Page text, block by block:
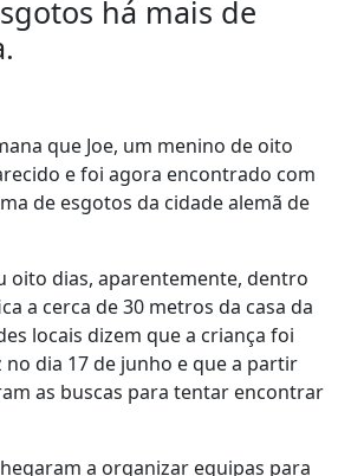
há mais de
que Joe, um menino de oito
e foi agora encontrado com
de esgotos da cidade alemã de
oito dias, aparentemente, dentro
a cerca de 30 metros da casa da
locais dizem que a criança foi
no dia 17 de junho e que a partir
as buscas para tentar encontrar
a organizar equipas para